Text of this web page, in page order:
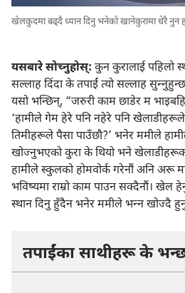
खेलकुदमा बढ्‌दै ध्यान दिनु भनेको खानेकुरामा धेरै नुन
यसबारे सोच्नुहोस्‌: कुन कुरालाई पहिलो
सल्लाह दिंदा के तपाईं त्यो सल्लाह
यसो भन्छिन्‌, “जरुरी काम छाडेर म
‘हामीले गेम हेरे पनि नहेरे पनि
तिमीहरूले पैसा पाउँछौ?’ भनेर ममीले
खोज्नुभएको कुरा के थियो भने
हामीले स्कुलको होमवोर्क गरेनौं अनि अरू
भविष्यमा राम्रो काम पाउन सक्दैनौं। खेल
स्थान दिनु हुँदैन भनेर ममीले भन्‍न खोज्दै
तपाईंका साथीहरू के